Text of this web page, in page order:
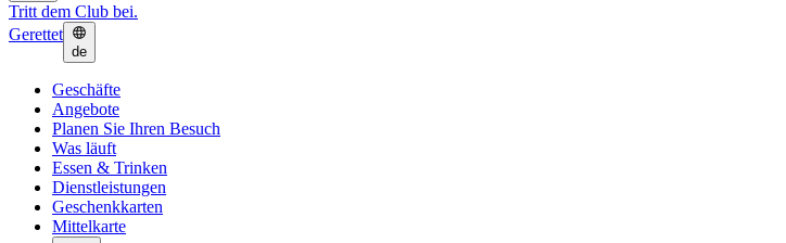
Tritt dem Club bei.
Gerettet
de
Geschäfte
Angebote
Planen Sie Ihren Besuch
Was läuft
Essen & Trinken
Dienstleistungen
Geschenkkarten
Mittelkarte